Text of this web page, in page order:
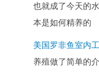
也就成了今天的
本是如何精养的
美国罗非鱼室内
养殖做了简单的